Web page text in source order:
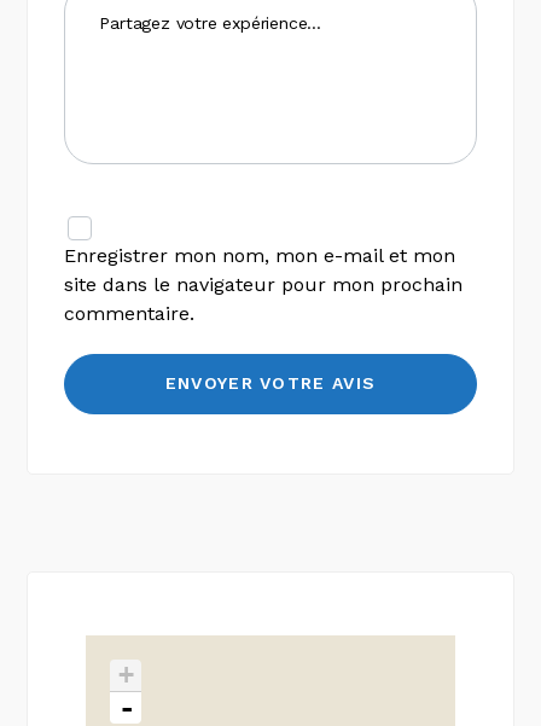
Enregistrer mon nom, mon e-mail et mon
site dans le navigateur pour mon prochain
commentaire.
+
-